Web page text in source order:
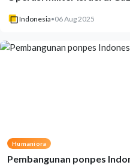
Indonesia•06 Aug 2025
Humaniora
Pembangunan ponpes